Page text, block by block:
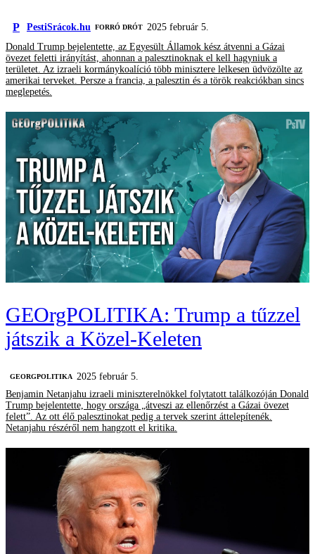
P PestiSrácok.hu FORRÓ DRÓT 2025 február 5.
Donald Trump bejelentette, az Egyesült Államok kész átvenni a Gázai
övezet feletti irányítást, ahonnan a palesztinoknak el kell hagyniuk a
területet. Az izraeli kormánykoalíció több minisztere lelkesen üdvözölte az
amerikai terveket. Persze a francia, a palesztin és a török reakciókban sincs
meglepetés.
‎GEOrgPOLITIKA: Trump a tűzzel
játszik a Közel-Keleten
‎GEORGPOLITIKA 2025 február 5.
Benjamin Netanjahu izraeli miniszterelnökkel folytatott találkozóján Donald
Trump bejelentette, hogy országa „átveszi az ellenőrzést a Gázai övezet
felett”. Az ott élő palesztinokat pedig a tervek szerint áttelepítenék.
Netanjahu részéről nem hangzott el kritika.